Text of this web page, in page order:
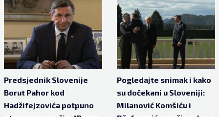
Predsjednik Slovenije
Borut Pahor kod
Hadžifejzovića potpuno
Pogledajte snimak i kako
su dočekani u Sloveniji:
Milanović Komšiću i